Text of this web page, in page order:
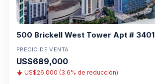
500 Brickell West Tower Apt # 3401
PRECIO DE VENTA
US$689,000
US$26,000 (3.6% de reducción)